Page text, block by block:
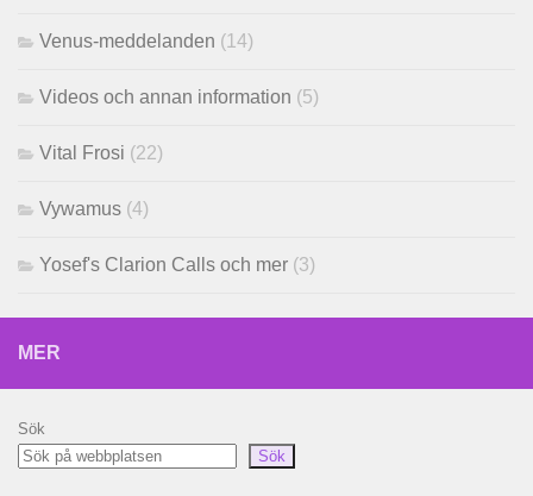
Venus-meddelanden (14)
Videos och annan information (5)
Vital Frosi (22)
Vywamus (4)
Yosef's Clarion Calls och mer (3)
MER
Sök
Sök